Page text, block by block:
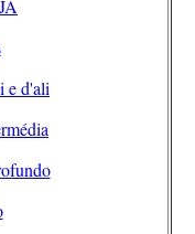
e d'ali